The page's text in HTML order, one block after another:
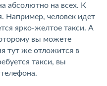
абсолютно на всех. К
Например, человек идет
ярко-желтое такси. А
вы можете
тут же отложится в
такси, вы